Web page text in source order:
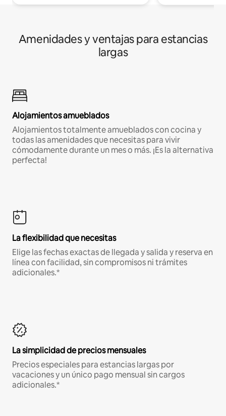
Amenidades y ventajas para estancias
largas
Alojamientos amueblados
Alojamientos totalmente amueblados con cocina y
todas las amenidades que necesitas para vivir
cómodamente durante un mes o más. ¡Es la alternativa
perfecta!
La flexibilidad que necesitas
Elige las fechas exactas de llegada y salida y reserva en
línea con facilidad, sin compromisos ni trámites
adicionales.*
La simplicidad de precios mensuales
Precios especiales para estancias largas por
vacaciones y un único pago mensual sin cargos
adicionales.*